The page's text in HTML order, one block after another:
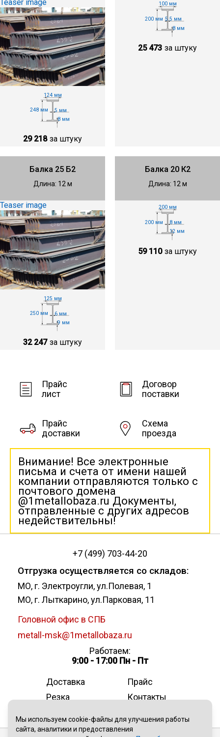
Teaser image
248 мм
124 мм
5 мм
8 мм
29 218 за штуку
200 мм
100 мм
5.5 мм
8 мм
25 473 за штуку
Балка 25 Б2
Длина: 12 м
Teaser image
250 мм
125 мм
6 мм
9 мм
32 247 за штуку
Балка 20 К2
Длина: 12 м
200 мм
200 мм
8 мм
12 мм
59 110 за штуку
Прайс
лист
Договор
поставки
Прайс
доставки
Схема
проезда
Внимание! Все электронные
письма и счета от имени нашей
компании отправляются только с
почтового домена
@1metallobaza.ru Документы,
отправленные с других адресов
недействительны!
+7 (499) 703-44-20
Отгрузка осуществляется со складов:
МО, г. Электроугли, ул.Полевая, 1
МО, г. Лыткарино, ул.Парковая, 11
Головной офис в СПБ
metall-msk@1metallobaza.ru
Работаем:
9:00 - 17:00 Пн - Пт
Доставка
Прайс
Резка
Контакты
Мы используем cookie-файлы для улучшения работы
сайта, аналитики и предоставления